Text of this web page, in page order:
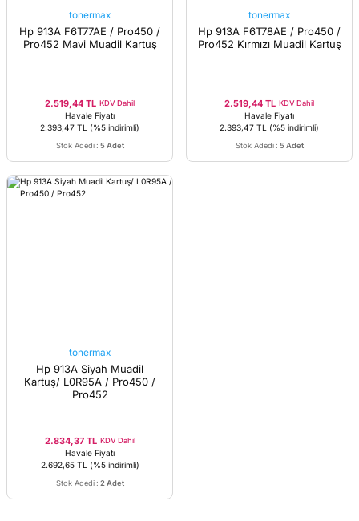
tonermax
Hp 913A F6T77AE / Pro450 /
Pro452 Mavi Muadil Kartuş
2.519,44 TL KDV Dahil
Havale Fiyatı
2.393,47 TL (%5 indirimli)
Stok Adedi : 5 Adet
tonermax
Hp 913A F6T78AE / Pro450 /
Pro452 Kırmızı Muadil Kartuş
2.519,44 TL KDV Dahil
Havale Fiyatı
2.393,47 TL (%5 indirimli)
Stok Adedi : 5 Adet
tonermax
Hp 913A Siyah Muadil
Kartuş/ L0R95A / Pro450 /
Pro452
2.834,37 TL KDV Dahil
Havale Fiyatı
2.692,65 TL
(%5 indirimli)
Stok Adedi : 2 Adet